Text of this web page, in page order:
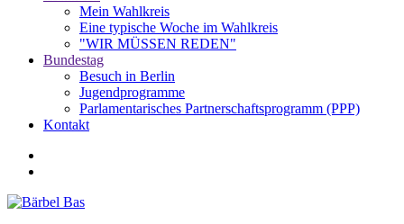
Mein Wahlkreis
Eine typische Woche im Wahlkreis
"WIR MÜSSEN REDEN"
Bundestag
Besuch in Berlin
Jugendprogramme
Parlamentarisches Partnerschaftsprogramm (PPP)
Kontakt